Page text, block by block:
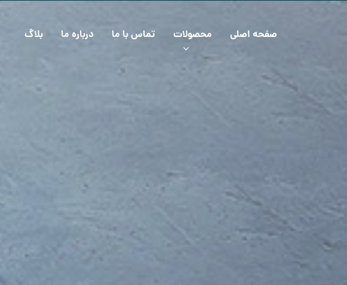
صفحه اصلی محصولات تماس با ما درباره ما بلاگ